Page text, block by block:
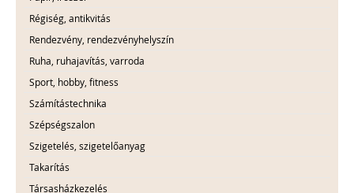
Régiség, antikvitás
Rendezvény, rendezvényhelyszín
Ruha, ruhajavítás, varroda
Sport, hobby, fitness
Számítástechnika
Szépségszalon
Szigetelés, szigetelőanyag
Takarítás
Társasházkezelés